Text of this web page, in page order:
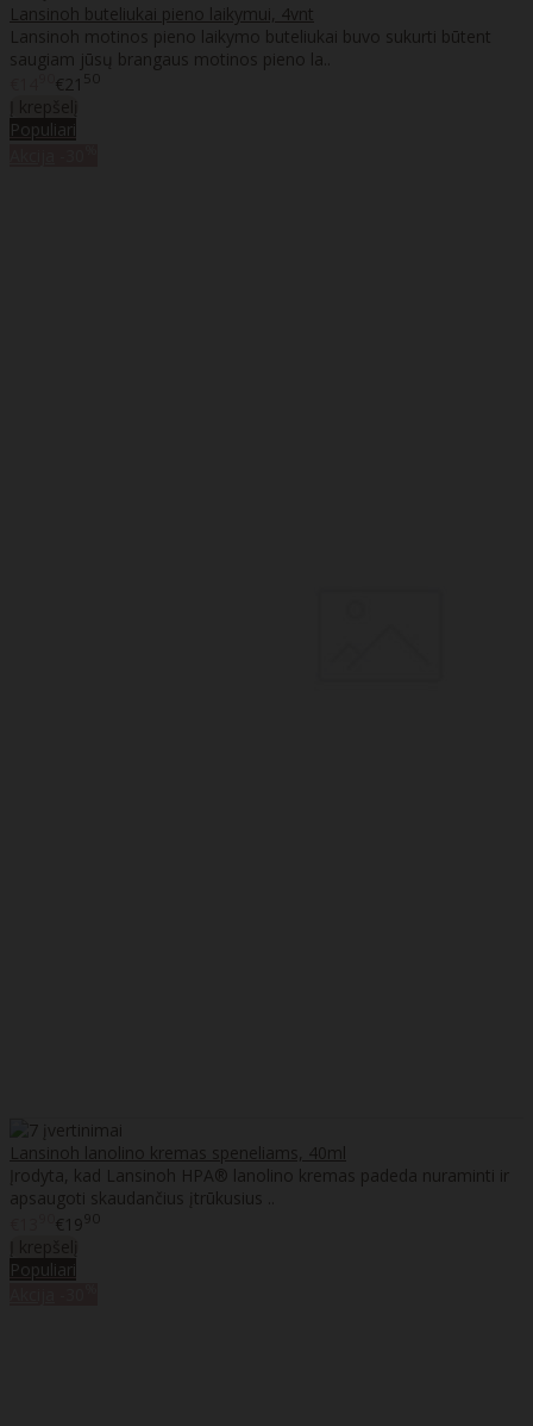
Lansinoh buteliukai pieno laikymui, 4vnt
Lansinoh motinos pieno laikymo buteliukai buvo sukurti būtent
saugiam jūsų brangaus motinos pieno la..
€21 50
Populiari
Lansinoh lanolino kremas speneliams, 40ml
Įrodyta, kad Lansinoh HPA® lanolino kremas padeda nuraminti ir
apsaugoti skaudančius įtrūkusius ..
€1990
Populiari